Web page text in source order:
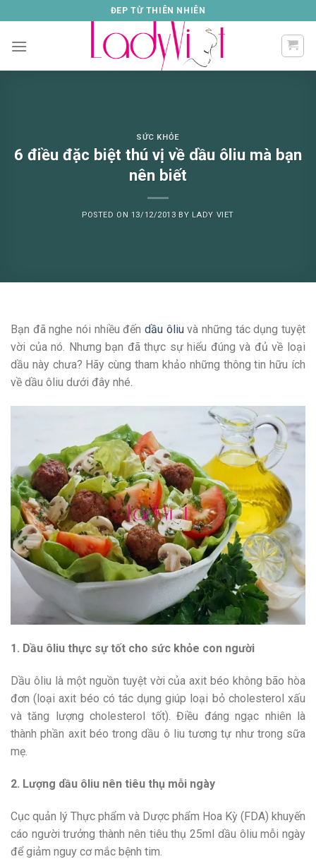
to
content
ĐEP TỪ THIÊN NHIÊN
SỨC KHỎE
6 điều đặc biệt thú vị về dầu ôliu mà bạn
nên biết
POSTED ON 13/12/2013 BY LADY VIET
Bạn đã nghe nói nhiều đến dầu ôliuvà những tác dụng tuyệt
vời của nó. Nhưng bạn đã thực sự hiểu đúng và đủ về loại
dầu này chưa? Hãy cùng tham khảo những thông tin hữu ích
về dầu ôliu dưới đây nhé.
1. Dầu ôliu thực sự tốt cho sức khỏe con người
Dầu ôliu là một nguồn tuyệt vời của axit béo không bão hòa
đơn (loại axit béo có tác dụng giúp loại bỏ cholesterol xấu
và tăng lượng cholesterol tốt). Điều đáng ngạc nhiên là
thành phần axit béo trong dầu ô liu tương tự như trong sữa
mẹ.
2. Lượng dầu ôliu nên tiêu thụ mỗi ngày
Cục quản lý Thực phẩm và Dược phẩm Hoa Kỳ (FDA) khuyến
cáo người trưởng thành nên tiêu thụ 25ml dầu ôliu mỗi ngày
để giảm nguy cơ mắc bệnh tim.